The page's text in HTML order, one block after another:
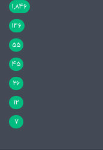
1,846
146
55
45
26
12
7